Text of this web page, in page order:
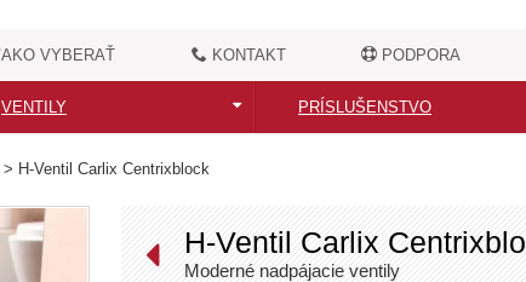
AKO VYBERAŤ KONTAKT PODPORA
VENTILY
Všetky ventily
Moderné ventily
Retro ventily
PRÍSLUŠENSTVO
Elektrické vykurovacie tyče
Madlá na radiátory
> H-Ventil Carlix Centrixblock
H-Ventil Carlix
Moderné nadpájacie ventily